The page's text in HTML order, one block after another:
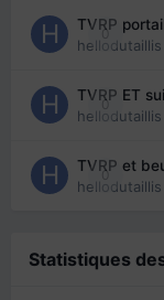
0
TVRP
hellodutaillis
0
TVRP ET
hellodutaillis
0
TVRP et
hellodutaillis
Statistiques